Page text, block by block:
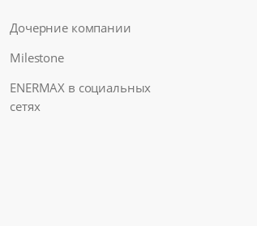
Дочерние компании
Milestone
ENERMAX в социальных
сетях